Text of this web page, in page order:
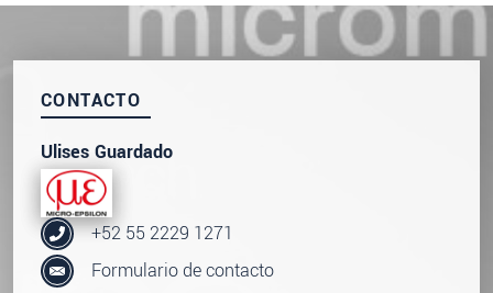
CONTACTO
Ulises Guardado
+52 55 2229 1271
Formulario de contacto